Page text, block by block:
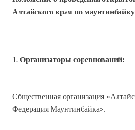
Алтайского края по маунтинбайку
1. Организаторы соревнований:
Общественная организация
Федерация Маунтинбайка».